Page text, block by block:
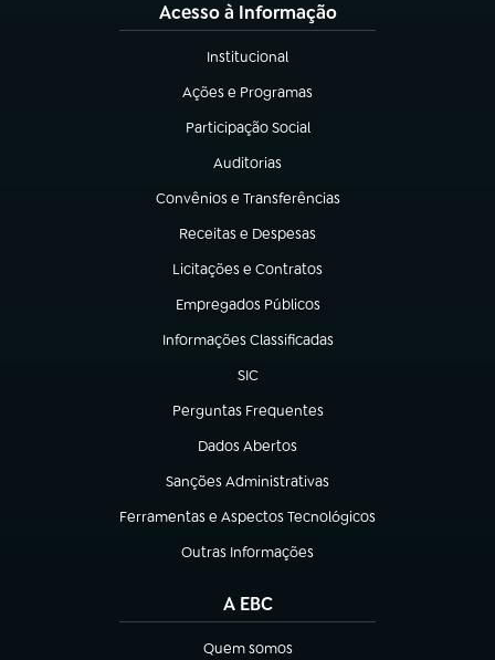
Acesso à Informação
Institucional
(abre em nova aba)
Ações e Programas
(abre em nova aba)
Participação Social
(abre em nova aba)
Auditorias
(abre em nova aba)
Convênios e Transferências
(abre em nova aba)
Receitas e Despesas
(abre em nova aba)
Licitações e Contratos
(abre em nova aba)
Empregados Públicos
(abre em nova aba)
Informações Classificadas
(abre em nova aba)
SIC
(abre em nova aba)
Perguntas Frequentes
(abre em nova aba)
Dados Abertos
(abre em nova aba)
Sanções Administrativas
(abre em nova aba)
Ferramentas e Aspectos Tecnológicos
(abre em nova aba)
Outras Informações
(abre em nova aba)
A EBC
Quem somos
(abre em nova aba)